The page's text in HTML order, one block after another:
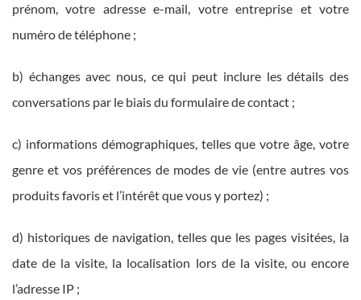
prénom, votre adresse e-mail, votre entreprise et votre
numéro de téléphone ;
b) échanges avec nous, ce qui peut inclure les détails des
conversations par le biais du formulaire de contact ;
c) informations démographiques, telles que votre âge, votre
genre et vos préférences de modes de vie (entre autres vos
produits favoris et l’intérêt que vous y portez) ;
d) historiques de navigation, telles que les pages visitées, la
date de la visite, la localisation lors de la visite, ou encore
l’adresse IP ;